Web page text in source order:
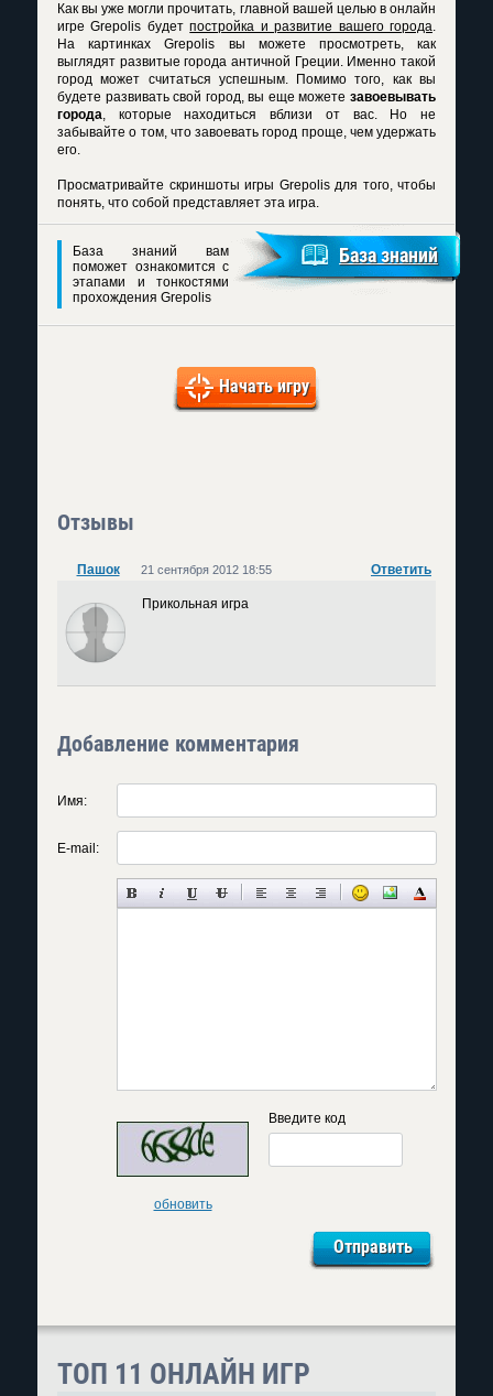
Как вы уже могли прочитать, главной вашей целью в онлайн
игре Grepolis будетпостройка и развитие вашего города.
На картинках Grepolis вы можете просмотреть, как
выглядят развитые города античной Греции. Именно такой
город может считаться успешным. Помимо того, как вы
будете развивать свой город, вы еще можете завоевывать
города, которые находиться вблизи от вас. Но не
забывайте о том, что завоевать город проще, чем удержать
его.
Просматривайте скриншоты игры Grepolisдля того, чтобы
понять, что собой представляет эта игра.
База знаний вам
поможет ознакомится с
этапами и тонкостями
прохождения Grepolis
База знаний
Начать игру
Отзывы
Пашок Ответить
21 сентября 2012 18:55
Прикольная игра
Добавление комментария
Имя:
E-mail:
обновить
Введите код
ТОП 11 ОНЛАЙН ИГР